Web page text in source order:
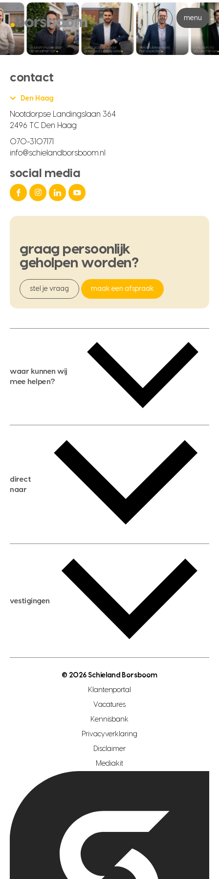
menu
contact
Den Haag
Nootdorpse Landingslaan 364
2496 TC Den Haag
070-3107171
info@schielandborsboom.nl
social media
graag persoonlijk
geholpen worden?
stel je vraag maak een afspraak
waar kunnen wij
mee helpen?
gratis zoekservice
huis verkopen
huis kopen
aankoopadvies
verkoopadvies
hypotheekadvies
direct
naar
hypotheek berekenen
maximale hypotheek berekenen
hypotheek bespaarcheck
gratis zoekprofiel aanmaken
open woningwaarde dag
vestigingen
makelaar regio zoetermeer
hypotheekshop regio den haag
hypotheekshop regio rotterdam
© 2026 Schieland Borsboom
Klantenportal
Vacatures
Kennisbank
Privacyverklaring
Disclaimer
Mediakit